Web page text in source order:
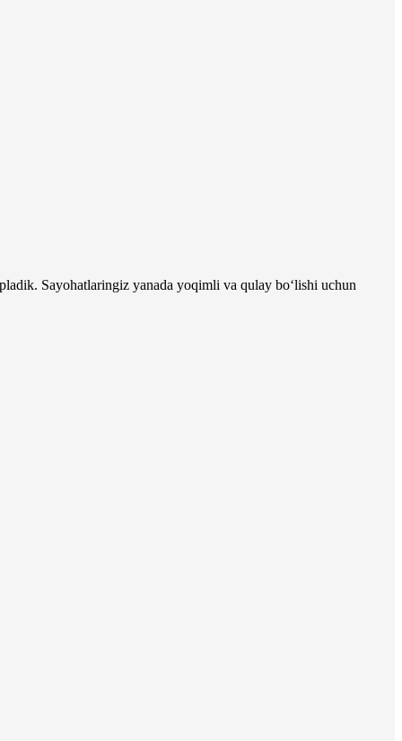
Sayohatlaringiz yanada yoqimli va qulay bo‘lishi uchun